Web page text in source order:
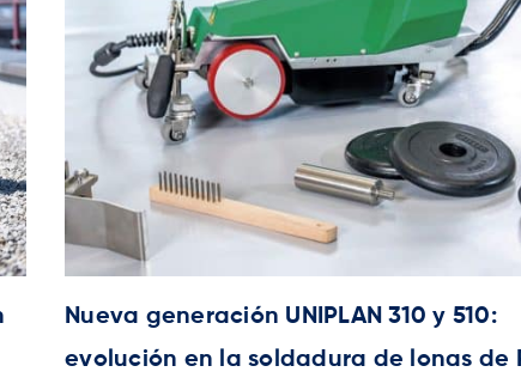
Nueva generación UNIPLAN 310 y 510:
evolución en la soldadura de lonas de